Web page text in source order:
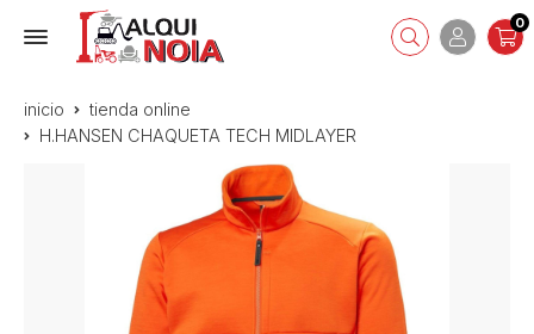
0
inicio
tienda online
H.HANSEN CHAQUETA TECH MIDLAYER